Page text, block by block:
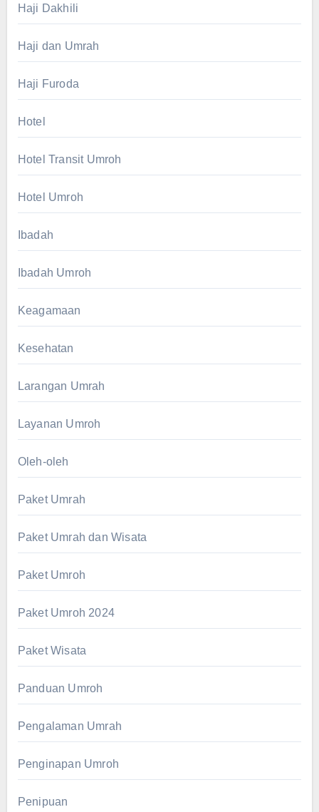
Haji Dakhili
Haji dan Umrah
Haji Furoda
Hotel
Hotel Transit Umroh
Hotel Umroh
Ibadah
Ibadah Umroh
Keagamaan
Kesehatan
Larangan Umrah
Layanan Umroh
Oleh-oleh
Paket Umrah
Paket Umrah dan Wisata
Paket Umroh
Paket Umroh 2024
Paket Wisata
Panduan Umroh
Pengalaman Umrah
Penginapan Umroh
Penipuan